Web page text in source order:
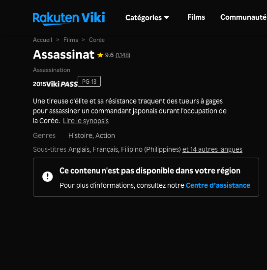
Catégories Films Communauté
Accueil > Films > Corée
Assassinat 9.6 (1,148)
Assassination
2015
PG-13
Une tireuse d'élite et sa résistance traquent des tueurs à gages
pour assassiner un commandant japonais durant l'occupation de
la Corée. Lire le synopsis
Genres
Histoire, Action
Sous-titres Anglais, Français, Filipino (Philippines) et 14 autres langues
Ce contenu n'est pas disponible dans votre région
Pour plus d'informations, consultez notreCentre d’assistance